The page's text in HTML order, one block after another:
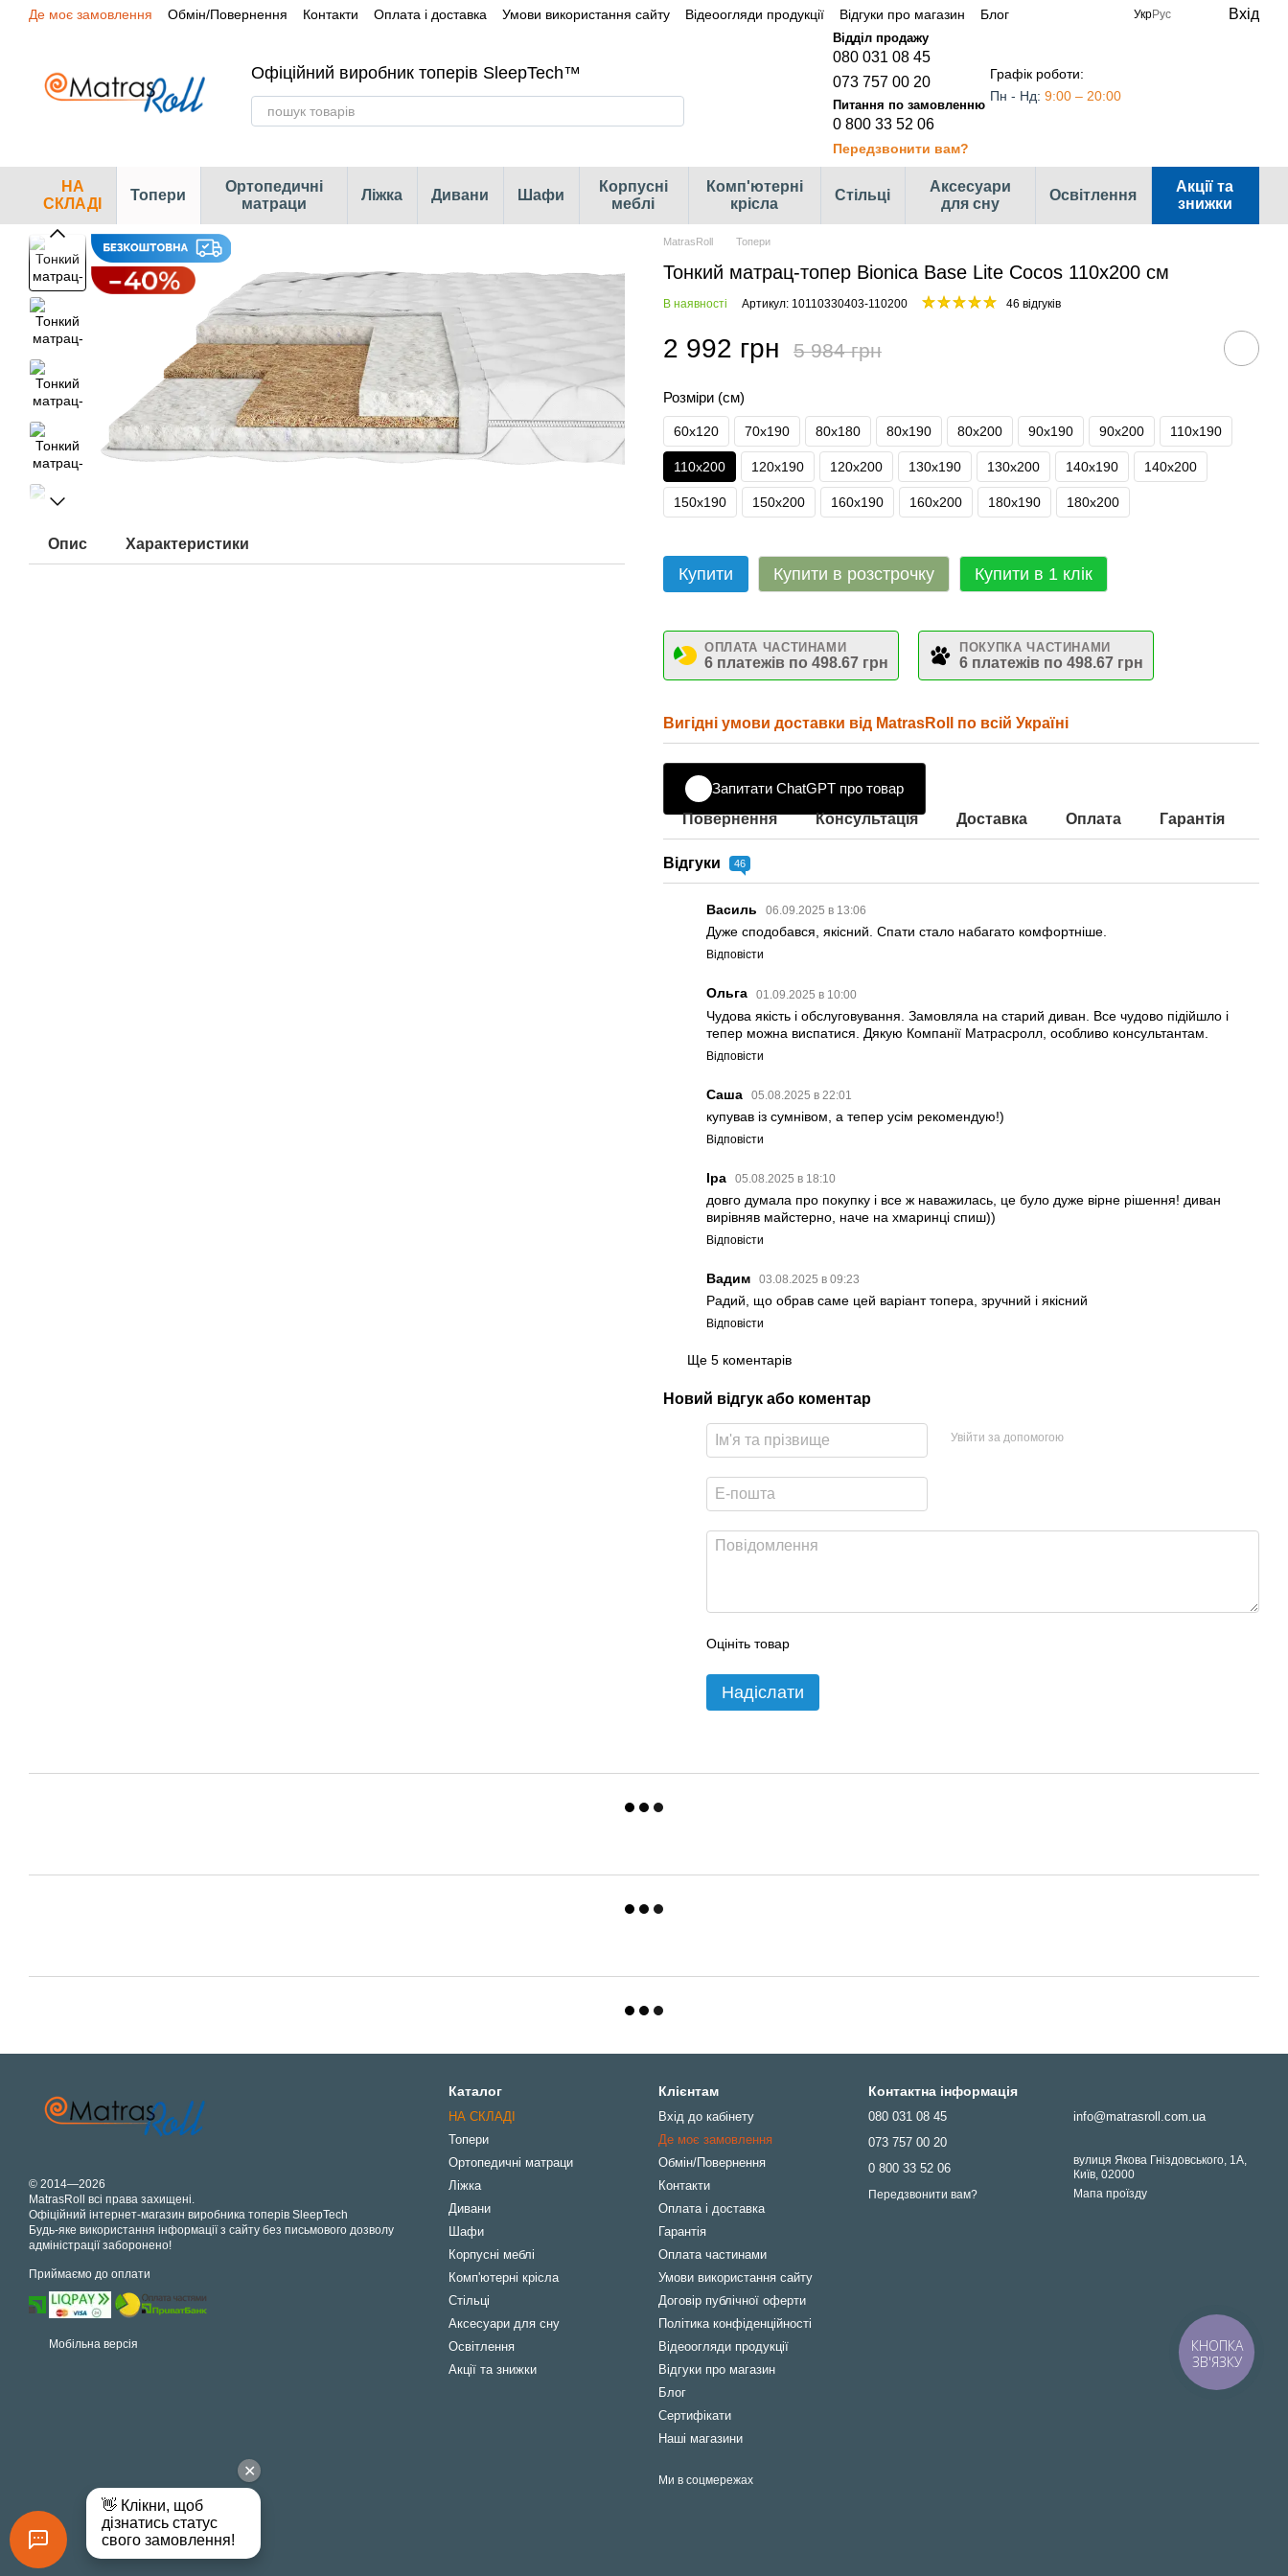
Перейти до основного контенту
Де моє замовлення Обмін/Повернення Контакти Оплата і доставка Умови використання сайту Відеоогляди продукції Відгуки про магазин
Блог
УкрРус Вхід
Офіційний виробник топерів SleepTech™
080 031 08 45
073 757 00 20
0 800 33 52 06
Передзвонити вам?
Графік роботи:
Пн - Нд:9:00 – 20:00
НА
СКЛАДІ
Топери
Ортопедичні
матраци
Ліжка Дивани Шафи
Корпусні
меблі
Комп'ютерні
крісла
Стільці
Аксесуари
для сну
Освітлення
Акції та
знижки
Опис Характеристики
MatrasRoll Топери
Тонкий матрац-топер Bionica Base Lite Cocos 110x200 см
В наявності Артикул: 10110330403-110200 46 відгуків
2 992 грн 5 984 грн
Розміри (см)
60х120 70х190 80х180 80х190 80х200 90х190 90х200 110х190
110х200 120х190 120х200 130х190 130х200 140х190 140х200
150х190 150х200 160х190 160х200 180х190 180х200
Купити Купити в розстрочку Купити в 1 клік
ОПЛАТА ЧАСТИНАМИ
6 платежів по 498.67 грн
ПОКУПКА ЧАСТИНАМИ
6 платежів по 498.67 грн
Вигідні умови доставки від MatrasRoll по всій Україні
Запитати ChatGPT про товар
Повернення
Консультація Доставка Оплата Гарантія
Відгуки 46
Василь 06.09.2025 в 13:06
Дуже сподобався, якісний. Спати стало набагато комфортніше.
Відповісти
Ольга 01.09.2025 в 10:00
Чудова якість і обслуговування. Замовляла на старий диван. Все чудово підійшло і
тепер можна виспатися. Дякую Компанії Матрасролл, особливо консультантам.
Відповісти
Саша 05.08.2025 в 22:01
купував із сумнівом, а тепер усім рекомендую!)
Відповісти
Іра 05.08.2025 в 18:10
довго думала про покупку і все ж наважилась, це було дуже вірне рішення! диван
вирівняв майстерно, наче на хмаринці спиш))
Відповісти
Вадим 03.08.2025 в 09:23
Радий, що обрав саме цей варіант топера, зручний і якісний
Відповісти
Ще 5 коментарів
Новий відгук або коментар
Увійти за допомогою
Оцініть товар
Надіслати
© 2014—2026
MatrasRoll всі права захищені.
Офіційний інтернет-магазин виробника топерів SleepTech
Будь-яке використання інформації з сайту без письмового дозволу
адміністрації заборонено!
Приймаємо до оплати
Мобільна версія
Каталог
НА СКЛАДІ
Топери
Ортопедичні матраци
Ліжка
Дивани
Шафи
Корпусні меблі
Комп'ютерні крісла
Стільці
Аксесуари для сну
Освітлення
Акції та знижки
Клієнтам
Вхід до кабінету
Де моє замовлення
Обмін/Повернення
Контакти
Оплата і доставка
Гарантія
Оплата частинами
Умови використання сайту
Договір публічної оферти
Політика конфіденційності
Відеоогляди продукції
Відгуки про магазин
Блог
Сертифікати
Наші магазини
Ми в соцмережах
Контактна інформація
080 031 08 45
073 757 00 20
0 800 33 52 06
Передзвонити вам?
info@matrasroll.com.ua
вулиця Якова Гніздовського, 1А,
Київ, 02000
Мапа проїзду
КНОПКА
ЗВ'ЯЗКУ